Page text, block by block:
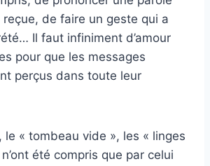
reçue, de faire un geste qui a
Il faut infiniment d’amour
pour que les messages
perçus dans toute leur
le « tombeau vide », les « linges
été compris que par celui